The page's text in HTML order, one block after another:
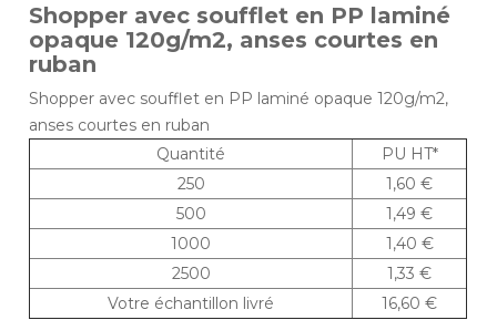
Shopper avec soufflet en PP laminé
opaque 120g/m2, anses courtes en
ruban
Shopper avec soufflet en PP laminé opaque 120g/m2,
anses courtes en ruban
Quantité
PU HT*
250
1,60 €
500
1,49 €
1000
1,40 €
2500
1,33 €
Votre échantillon livré
16,60 €